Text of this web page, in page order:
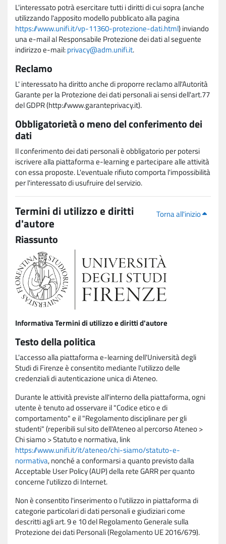
L'interessato potrà esercitare tutti i diritti di cui sopra (anche
utilizzando l'apposito modello pubblicato alla pagina
https://www.unifi.it/vp-11360-protezione-dati.html) inviando
una e-mail al Responsabile Protezione dei dati al seguente
indirizzo e-mail:privacy@adm.unifi.it.
Reclamo
L' interessato ha diritto anche di proporre reclamo all'Autorità
Garante per la Protezione dei dati personali ai sensi dell'art.77
del GDPR (http://www.garanteprivacy.it).
Obbligatorietà o meno del conferimento dei
dati
Il conferimento dei dati personali è obbligatorio per potersi
iscrivere alla piattaforma e-learning e partecipare alle attività
con essa proposte. L'eventuale rifiuto comporta l'impossibilità
per l'interessato di usufruire del servizio.
Torna all'inizio
Termini di utilizzo e diritti
d'autore
Riassunto
Informativa Termini di utilizzo e diritti d'autore
Testo della politica
L'accesso alla piattaforma e-learning dell'Università degli
Studi di Firenze è consentito mediante l'utilizzo delle
credenziali di autenticazione unica di Ateneo.
Durante le attività previste all'interno della piattaforma, ogni
utente è tenuto ad osservare il "Codice etico e di
comportamento" e il "Regolamento disciplinare per gli
studenti" (reperibili sul sito dell'Ateneo al percorso Ateneo >
Chi siamo > Statuto e normativa, link
https://www.unifi.it/it/ateneo/chi-siamo/statuto-e-
normativa, nonché a conformarsi a quanto previsto dalla
Acceptable User Policy (AUP) della rete GARR per quanto
concerne l'utilizzo di Internet.
Non è consentito l'inserimento o l'utilizzo in piattaforma di
categorie particolari di dati personali e giudiziari come
descritti agli art. 9 e 10 del Regolamento Generale sulla
Protezione dei dati Personali (Regolamento UE 2016/679).